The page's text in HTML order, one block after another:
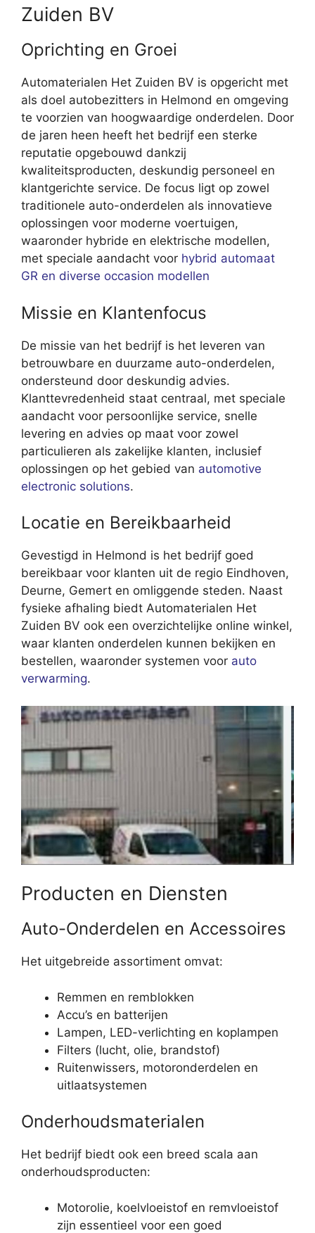
Zuiden BV
Oprichting en Groei
Automaterialen Het Zuiden BV is opgericht met
als doel autobezitters in Helmond en omgeving
te voorzien van hoogwaardige onderdelen. Door
de jaren heen heeft het bedrijf een sterke
reputatie opgebouwd dankzij
kwaliteitsproducten, deskundig personeel en
klantgerichte service. De focus ligt op zowel
traditionele auto-onderdelen als innovatieve
oplossingen voor moderne voertuigen,
waaronder hybride en elektrische modellen,
met speciale aandacht voor hybrid automaat
GR en diverse occasion modellen
Missie en Klantenfocus
De missie van het bedrijf is het leveren van
betrouwbare en duurzame auto-onderdelen,
ondersteund door deskundig advies.
Klanttevredenheid staat centraal, met speciale
aandacht voor persoonlijke service, snelle
levering en advies op maat voor zowel
particulieren als zakelijke klanten, inclusief
oplossingen op het gebied van automotive
electronic solutions.
Locatie en Bereikbaarheid
Gevestigd in Helmond is het bedrijf goed
bereikbaar voor klanten uit de regio Eindhoven,
Deurne, Gemert en omliggende steden. Naast
fysieke afhaling biedt Automaterialen Het
Zuiden BV ook een overzichtelijke online winkel,
waar klanten onderdelen kunnen bekijken en
bestellen, waaronder systemen voor auto
verwarming.
Producten en Diensten
Auto-Onderdelen en Accessoires
Het uitgebreide assortiment omvat:
Remmen en remblokken
Accu’s en batterijen
Lampen, LED-verlichting en koplampen
Filters (lucht, olie, brandstof)
Ruitenwissers, motoronderdelen en
uitlaatsystemen
Onderhoudsmaterialen
Het bedrijf biedt ook een breed scala aan
onderhoudsproducten:
Motorolie, koelvloeistof en remvloeistof
zijn essentieel voor een goed